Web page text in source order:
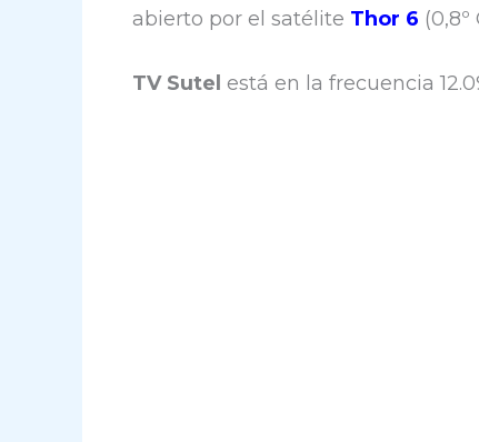
abierto por el satélite Thor 6 (0,8º
TV Sutel está en la frecuencia